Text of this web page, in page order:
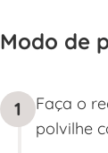
Modo de
1
Faça o
polvilhe